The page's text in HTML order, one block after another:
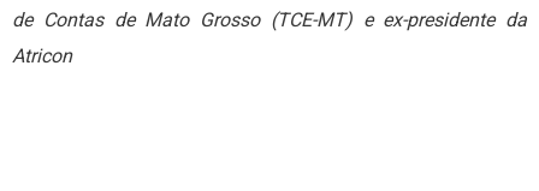
de Contas de Mato Grosso (TCE-MT) e ex-presidente da
Atricon